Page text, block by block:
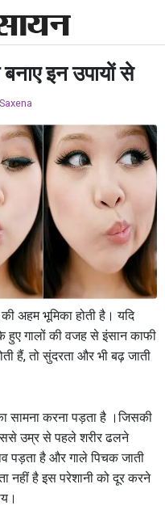
इन उपायों से
अहम भूमिका होती है। यदि
हुए गालों की वजह से इंसान काफी
हैं, तो सुंदरता और भी बढ़ जाती
सामना करना पड़ता है ।जिसकी
उम्र से पहले शरीर ढलने
पड़ता है और गाले पिचक जाती
नहीं है इस परेशानी को दूर करने